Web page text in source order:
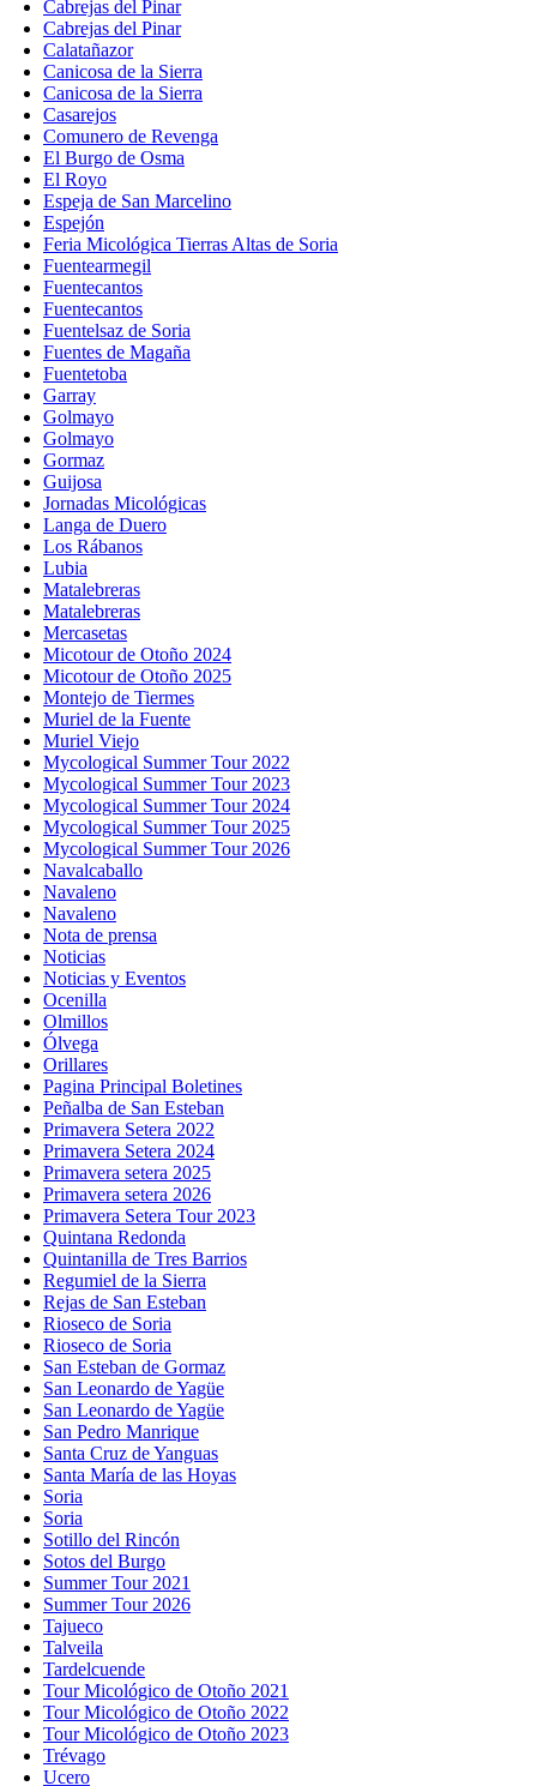
Cabrejas del Pinar
Cabrejas del Pinar
Calatañazor
Canicosa de la Sierra
Canicosa de la Sierra
Casarejos
Comunero de Revenga
El Burgo de Osma
El Royo
Espeja de San Marcelino
Espejón
Feria Micológica Tierras Altas de Soria
Fuentearmegil
Fuentecantos
Fuentecantos
Fuentelsaz de Soria
Fuentes de Magaña
Fuentetoba
Garray
Golmayo
Golmayo
Gormaz
Guijosa
Jornadas Micológicas
Langa de Duero
Los Rábanos
Lubia
Matalebreras
Matalebreras
Mercasetas
Micotour de Otoño 2024
Micotour de Otoño 2025
Montejo de Tiermes
Muriel de la Fuente
Muriel Viejo
Mycological Summer Tour 2022
Mycological Summer Tour 2023
Mycological Summer Tour 2024
Mycological Summer Tour 2025
Mycological Summer Tour 2026
Navalcaballo
Navaleno
Navaleno
Nota de prensa
Noticias
Noticias y Eventos
Ocenilla
Olmillos
Ólvega
Orillares
Pagina Principal Boletines
Peñalba de San Esteban
Primavera Setera 2022
Primavera Setera 2024
Primavera setera 2025
Primavera setera 2026
Primavera Setera Tour 2023
Quintana Redonda
Quintanilla de Tres Barrios
Regumiel de la Sierra
Rejas de San Esteban
Rioseco de Soria
Rioseco de Soria
San Esteban de Gormaz
San Leonardo de Yagüe
San Leonardo de Yagüe
San Pedro Manrique
Santa Cruz de Yanguas
Santa María de las Hoyas
Soria
Soria
Sotillo del Rincón
Sotos del Burgo
Summer Tour 2021
Summer Tour 2026
Tajueco
Talveila
Tardelcuende
Tour Micológico de Otoño 2021
Tour Micológico de Otoño 2022
Tour Micológico de Otoño 2023
Trévago
Ucero